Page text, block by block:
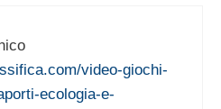
video-giochi-
ecologia-e-